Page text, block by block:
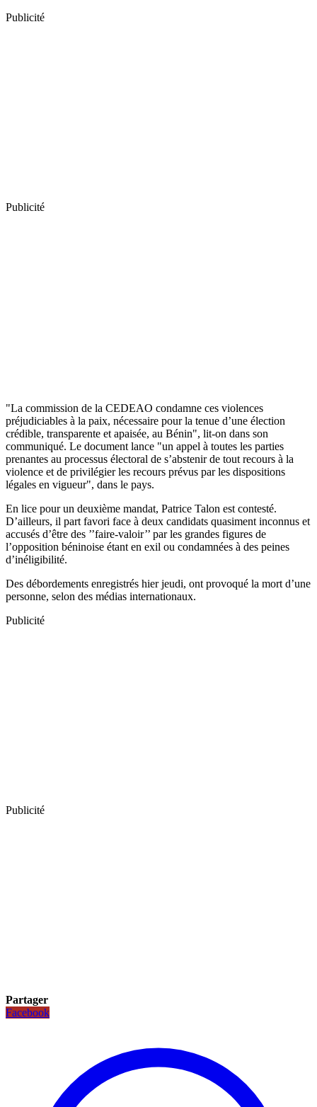
Publicité
Publicité
"La commission de la CEDEAO condamne ces violences
préjudiciables à la paix, nécessaire pour la tenue d’une élection
crédible, transparente et apaisée, au Bénin", lit-on dans son
communiqué. Le document lance "un appel à toutes les parties
prenantes au processus électoral de s’abstenir de tout recours à la
violence et de privilégier les recours prévus par les dispositions
légales en vigueur", dans le pays.
En lice pour un deuxième mandat, Patrice Talon est contesté.
D’ailleurs, il part favori face à deux candidats quasiment inconnus et
accusés d’être des ’’faire-valoir’’ par les grandes figures de
l’opposition béninoise étant en exil ou condamnées à des peines
d’inéligibilité.
Des débordements enregistrés hier jeudi, ont provoqué la mort d’une
personne, selon des médias internationaux.
Publicité
Publicité
Partager
Facebook